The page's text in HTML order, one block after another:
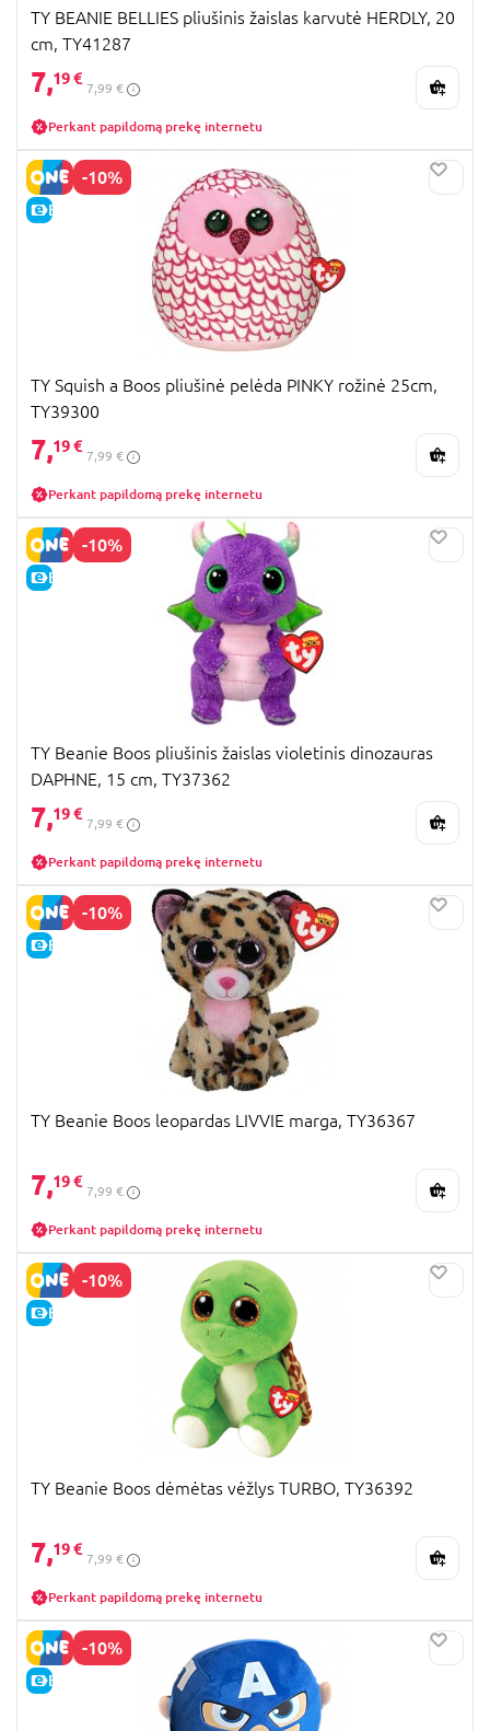
TY BEANIE BELLIES pliušinis žaislas karvutė HERDLY, 20
cm, TY41287
7,19 €
7,99 €
Perkant papildomą prekę internetu
-10%
E-KAINA
TY Squish a Boos pliušinė pelėda PINKY rožinė 25cm,
TY39300
7,19 €
7,99 €
Perkant papildomą prekę internetu
-10%
E-KAINA
TY Beanie Boos pliušinis žaislas violetinis dinozauras
DAPHNE, 15 cm, TY37362
7,19 €
7,99 €
Perkant papildomą prekę internetu
-10%
E-KAINA
TY Beanie Boos leopardas LIVVIE marga, TY36367
7,19 €
7,99 €
Perkant papildomą prekę internetu
-10%
E-KAINA
TY Beanie Boos dėmėtas vėžlys TURBO, TY36392
7,19 €
7,99 €
Perkant papildomą prekę internetu
-10%
E-KAINA